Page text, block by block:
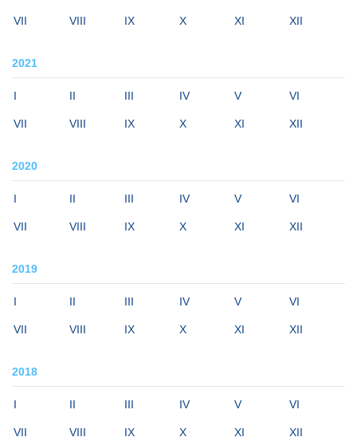
VII VIII IX X XI XII
2021
I II III IV V VI
VII VIII IX X XI XII
2020
I II III IV V VI
VII VIII IX X XI XII
2019
I II III IV V VI
VII VIII IX X XI XII
2018
I II III IV V VI
VII VIII IX X XI XII